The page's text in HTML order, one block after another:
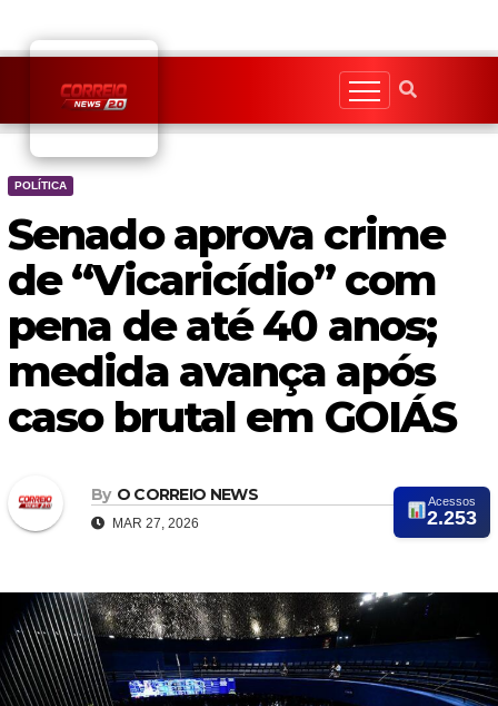
content
POLÍTICA
Senado aprova crime
de “Vicaricídio” com
pena de até 40 anos;
medida avança após
caso brutal em GOIÁS
By O CORREIO NEWS
MAR 27, 2026
Acessos
2.253